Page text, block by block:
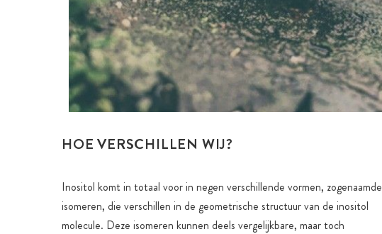
HOE VERSCHILLEN WIJ?
Inositol komt in totaal voor in negen verschillende vormen, zogenaamde
isomeren, die verschillen in de geometrische structuur van de inositol
molecule. Deze isomeren kunnen deels vergelijkbare, maar toch